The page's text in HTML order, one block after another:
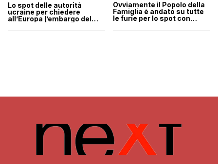
Lo spot delle autorità
ucraine per chiedere
all’Europa l’embargo del
Ovviamente il Popolo della
Famiglia è andato su tutte
le furie per lo spot con